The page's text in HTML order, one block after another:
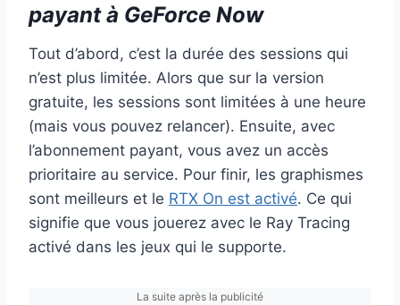
payant à GeForce Now
Tout d’abord, c’est la durée des sessions qui
n’est plus limitée. Alors que sur la version
gratuite, les sessions sont limitées à une heure
(mais vous pouvez relancer). Ensuite, avec
l’abonnement payant, vous avez un accès
prioritaire au service. Pour finir, les graphismes
sont meilleurs et le RTX On est activé. Ce qui
signifie que vous jouerez avec le Ray Tracing
activé dans les jeux qui le supporte.
La suite après la publicité